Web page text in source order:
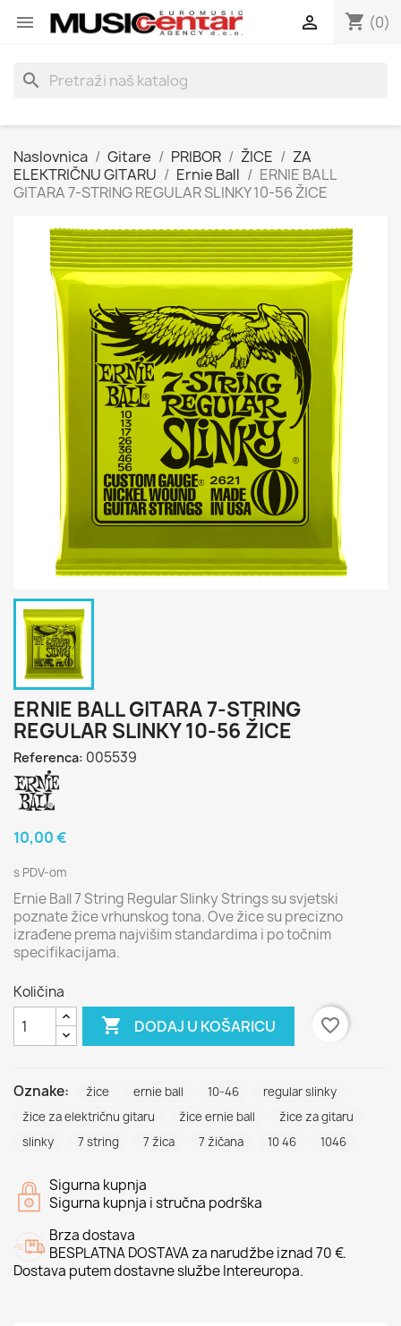
 shopping_cart (0)

search
Naslovnica Gitare PRIBOR ŽICE
ZA
ELEKTRIČNU GITARU
Ernie Ball
ERNIE BALL
GITARA 7-STRING REGULAR SLINKY 10-56 ŽICE
ERNIE BALL GITARA 7-STRING
REGULAR SLINKY 10-56 ŽICE
Referenca: 005539
10,00 €
s PDV-om
Ernie Ball 7 String Regular Slinky Strings su svjetski
poznate žice vrhunskog tona. Ove žice su precizno
izrađene prema najvišim standardima i po točnim
specifikacijama.
Količina
 DODAJ U KOŠARICU favorite_border
Oznake: žice ernie ball 10-46
regular slinky
žice za električnu gitaru
žice ernie ball
žice za gitaru
slinky
7 string 7 žica 7 žičana 10 46 1046
Sigurna kupnja
Sigurna kupnja i stručna podrška
Brza dostava
BESPLATNA DOSTAVA za narudžbe iznad 70 €.
Dostava putem dostavne službe Intereuropa.